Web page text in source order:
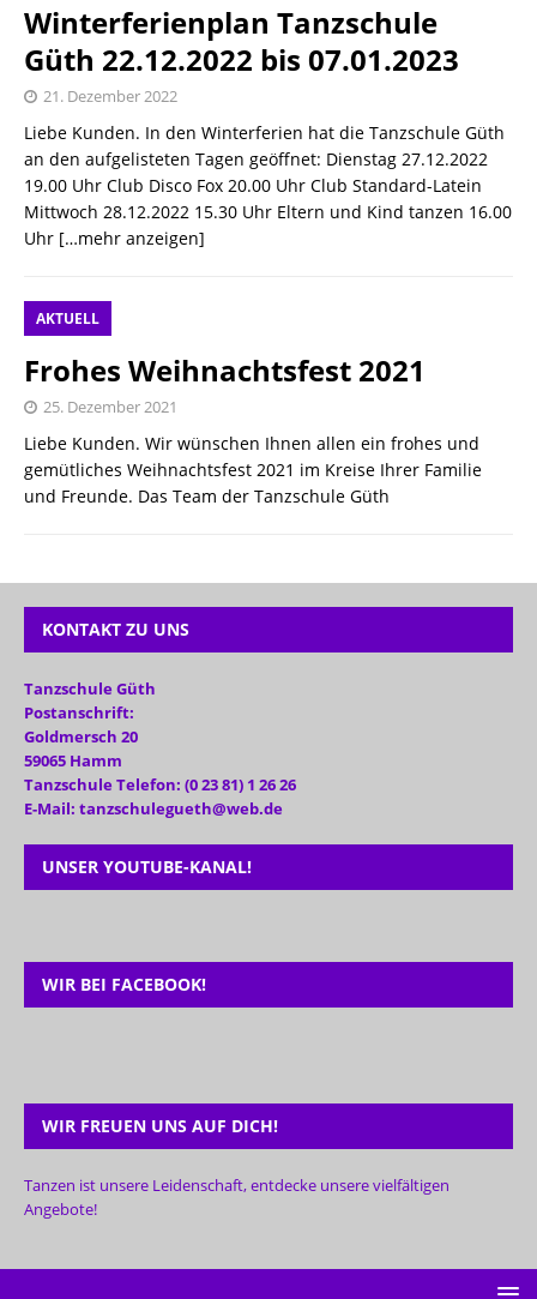
Winterferienplan Tanzschule
Güth 22.12.2022 bis 07.01.2023
21. Dezember 2022
Liebe Kunden. In den Winterferien hat die Tanzschule Güth
an den aufgelisteten Tagen geöffnet: Dienstag 27.12.2022
19.00 Uhr Club Disco Fox 20.00 Uhr Club Standard-Latein
Mittwoch 28.12.2022 15.30 Uhr Eltern und Kind tanzen 16.00
Uhr […mehr anzeigen]
AKTUELL
Frohes Weihnachtsfest 2021
25. Dezember 2021
Liebe Kunden. Wir wünschen Ihnen allen ein frohes und
gemütliches Weihnachtsfest 2021 im Kreise Ihrer Familie
und Freunde. Das Team der Tanzschule Güth
KONTAKT ZU UNS
Tanzschule Güth
Postanschrift:
Goldmersch 20
59065 Hamm
Tanzschule Telefon: (0 23 81) 1 26 26
E-Mail: tanzschulegueth@web.de
UNSER YOUTUBE-KANAL!
WIR BEI FACEBOOK!
WIR FREUEN UNS AUF DICH!
Tanzen ist unsere Leidenschaft, entdecke unsere vielfältigen
Angebote!